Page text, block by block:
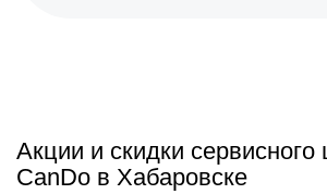
Акции и скидки сервисного
CanDo в Хабаровске